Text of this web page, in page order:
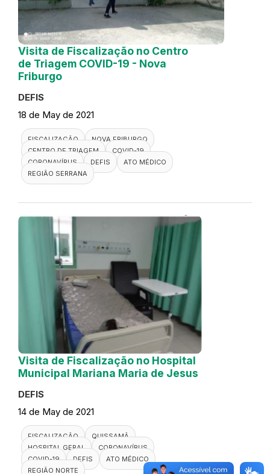
Visita de Fiscalização no Centro
de Triagem COVID-19 - Nova
Friburgo
DEFIS
18 de May de 2021
FISCALIZAÇÃO
NOVA FRIBURGO
CENTRO DE TRIAGEM
COVID-19
CORONAVÍRUS
DEFIS
ATO MÉDICO
REGIÃO SERRANA
Visita de Fiscalização no Hospital
Municipal Mariana Maria de Jesus
DEFIS
14 de May de 2021
FISCALIZAÇÃO
QUISSAMÃ
HOSPITAL GERAL
CORONAVÍRUS
COVID-19
DEFIS
ATO MÉDICO
REGIÃO NORTE